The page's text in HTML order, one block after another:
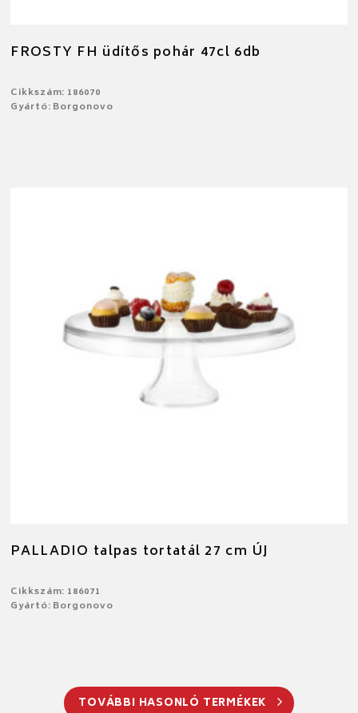
FROSTY FH üdítős pohár 47cl 6db
Cikkszám: 186070
Gyártó: Borgonovo
PALLADIO talpas tortatál 27 cm ÚJ
Cikkszám: 186071
Gyártó: Borgonovo
TOVÁBBI HASONLÓ TERMÉKEK